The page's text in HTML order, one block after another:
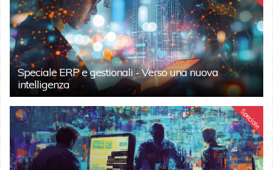
Speciale ERP e gestionali - Verso una nuova
intelligenza
Speciale